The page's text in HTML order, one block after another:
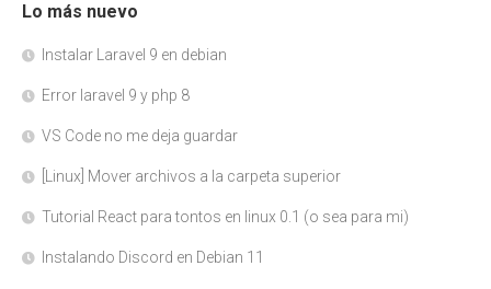
Lo más nuevo
Instalar Laravel 9 en debian
Error laravel 9 y php 8
VS Code no me deja guardar
[Linux] Mover archivos a la carpeta superior
Tutorial React para tontos en linux 0.1 (o sea para mi)
Instalando Discord en Debian 11